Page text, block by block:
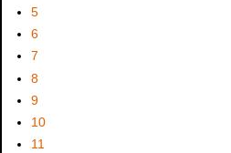
5
6
7
8
9
10
11